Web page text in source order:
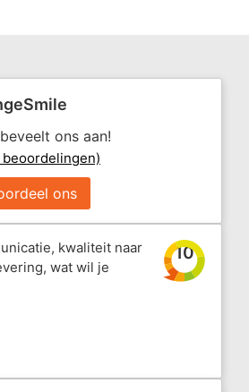
beveelt ons aan!
beoordelingen)
ons
kwaliteit naar
wat wil je
10